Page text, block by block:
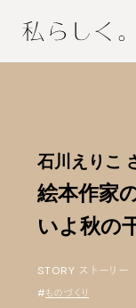
石川えりこ
絵本作家
いよ秋の
STORY ストーリー
#ものづくり